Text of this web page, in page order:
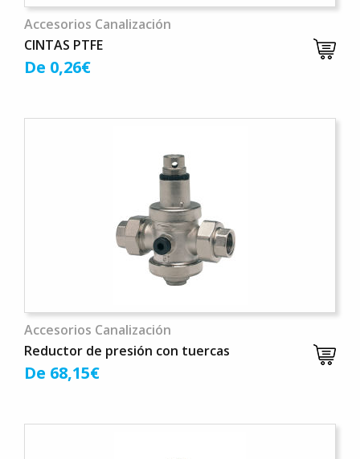
Accesorios Canalización
CINTAS PTFE
De 0,26€
Accesorios Canalización
Reductor de presión con tuercas
De 68,15€